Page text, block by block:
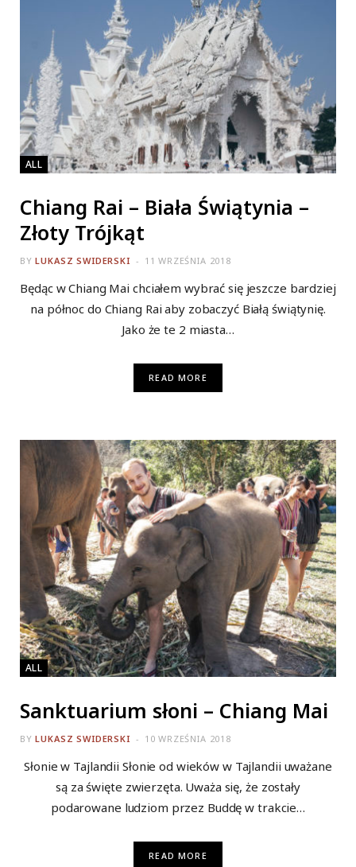
ALL
Chiang Rai – Biała Świątynia –
Złoty Trójkąt
BY LUKASZ SWIDERSKI 11 WRZEŚNIA 2018
Będąc w Chiang Mai chciałem wybrać się jeszcze bardziej
na północ do Chiang Rai aby zobaczyć Białą świątynię.
Jako że te 2 miasta…
READ MORE
ALL
Sanktuarium słoni – Chiang Mai
BY LUKASZ SWIDERSKI 10 WRZEŚNIA 2018
Słonie w Tajlandii Słonie od wieków w Tajlandii uważane
są za święte zwierzęta. Uważa się, że zostały
podarowane ludziom przez Buddę w trakcie…
READ MORE